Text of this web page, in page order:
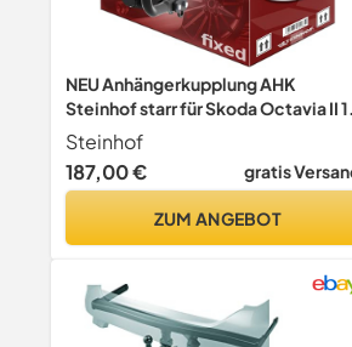
NEU Anhängerkupplung AHK
Steinhof starr für Skoda Octavia II
Kombi Combi 01.2005-01.2013 mit
7-polig Universal-Elektrosatz
Steinhof
187,00 €
gratis
ZUM ANGEBOT